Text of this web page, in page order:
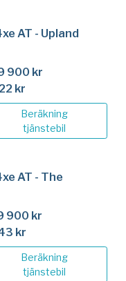
AT - Upland
900 kr
kr
Beräkning
tjänstebil
AT - The
900 kr
kr
Beräkning
tjänstebil